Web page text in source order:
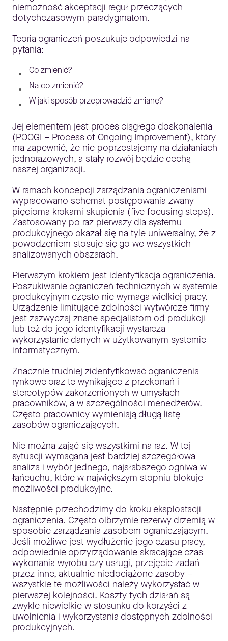
niemożność akceptacji reguł przeczących
dotychczasowym paradygmatom.
Teoria ograniczeń poszukuje odpowiedzi na
pytania:
Co zmienić?
Na co zmienić?
W jaki sposób przeprowadzić zmianę?
Jej elementem jest proces ciągłego doskonalenia
(POOGI – Process of Ongoing Improvement), który
ma zapewnić, że nie poprzestajemy na działaniach
jednorazowych, a stały rozwój będzie cechą
naszej organizacji.
W ramach koncepcji zarządzania ograniczeniami
wypracowano schemat postępowania zwany
pięcioma krokami skupienia (five focusing steps).
Zastosowany po raz pierwszy dla systemu
produkcyjnego okazał się na tyle uniwersalny, że z
powodzeniem stosuje się go we wszystkich
analizowanych obszarach.
Pierwszym krokiem jest identyfikacja ograniczenia.
Poszukiwanie ograniczeń technicznych w systemie
produkcyjnym często nie wymaga wielkiej pracy.
Urządzenie limitujące zdolności wytwórcze firmy
jest zazwyczaj znane specjalistom od produkcji
lub też do jego identyfikacji wystarcza
wykorzystanie danych w użytkowanym systemie
informatycznym.
Znacznie trudniej zidentyfikować ograniczenia
rynkowe oraz te wynikające z przekonań i
stereotypów zakorzenionych w umysłach
pracowników, a w szczególności menedżerów.
Często pracownicy wymieniają długą listę
zasobów ograniczających.
Nie można zająć się wszystkimi na raz. W tej
sytuacji wymagana jest bardziej szczegółowa
analiza i wybór jednego, najsłabszego ogniwa w
łańcuchu, które w największym stopniu blokuje
możliwości produkcyjne.
Następnie przechodzimy do kroku eksploatacji
ograniczenia. Często olbrzymie rezerwy drzemią w
sposobie zarządzania zasobem ograniczającym.
Jeśli możliwe jest wydłużenie jego czasu pracy,
odpowiednie oprzyrządowanie skracające czas
wykonania wyrobu czy usługi, przejęcie zadań
przez inne, aktualnie niedociążone zasoby –
wszystkie te możliwości należy wykorzystać w
pierwszej kolejności. Koszty tych działań są
zwykle niewielkie w stosunku do korzyści z
uwolnienia i wykorzystania dostępnych zdolności
produkcyjnych.